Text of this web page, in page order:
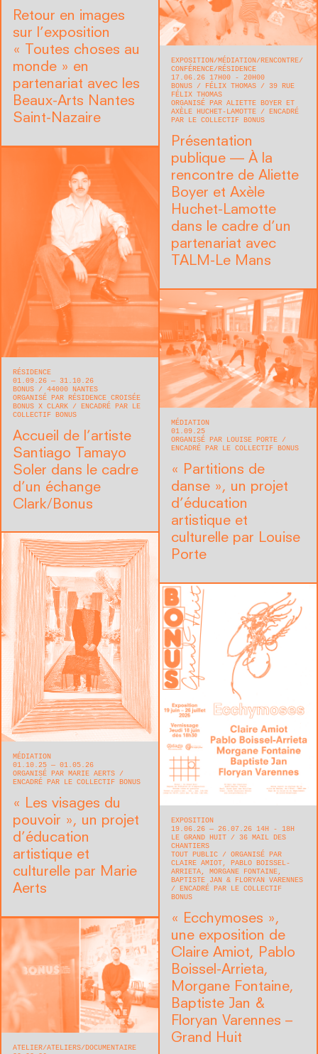
Retour en images
sur l’exposition
« Toutes choses au
monde » en
partenariat avec les
Beaux-Arts Nantes
Saint-Nazaire
EXPOSITION MÉDIATION
RENCONTRE/
CONFÉRENCE
RÉSIDENCE
17.06.26 17H00 - 20H00
BONUS
FÉLIX THOMAS
39 RUE
FÉLIX THOMAS
ORGANISÉ PAR ALIETTE BOYER ET
AXÈLE HUCHET-LAMOTTE
ENCADRÉ
PAR LE COLLECTIF BONUS
Présentation
publique — À la
rencontre de Aliette
Boyer et Axèle
Huchet-Lamotte
dans le cadre d’un
partenariat avec
TALM-Le Mans
RÉSIDENCE
01.09.26 — 31.10.26
BONUS
44000 NANTES
ORGANISÉ PAR RÉSIDENCE CROISÉE
BONUS X CLARK
ENCADRÉ PAR LE
COLLECTIF BONUS
Accueil de l’artiste
Santiago Tamayo
Soler dans le cadre
d’un échange
Clark/Bonus
MÉDIATION
01.09.25
ORGANISÉ PAR LOUISE PORTE
ENCADRÉ PAR LE COLLECTIF BONUS
« Partitions de
danse », un projet
d’éducation
artistique et
culturelle par Louise
Porte
MÉDIATION
01.10.25 — 01.05.26
ORGANISÉ PAR MARIE AERTS
ENCADRÉ PAR LE COLLECTIF BONUS
« Les visages du
pouvoir », un projet
d’éducation
artistique et
culturelle par Marie
Aerts
EXPOSITION
19.06.26 — 26.07.26 14H - 18H
LE GRAND HUIT
36 MAIL DES
CHANTIERS
TOUT PUBLIC
ORGANISÉ PAR
CLAIRE AMIOT, PABLO BOISSEL-
ARRIETA, MORGANE FONTAINE,
BAPTISTE JAN & FLORYAN VARENNES
ENCADRÉ PAR LE COLLECTIF
BONUS
« Ecchymoses »,
une exposition de
Claire Amiot, Pablo
Boissel-Arrieta,
Morgane Fontaine,
Baptiste Jan &
Floryan Varennes –
Grand Huit
ATELIER ATELIERS
DOCUMENTAIRE